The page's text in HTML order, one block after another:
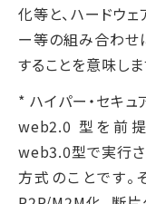
化等と、ハードウ
ー等の組み合わせ
することを意味しま
* ハイパー・セキュ
web2.0 型を前
web3.0型で実行さ
方式のことです。